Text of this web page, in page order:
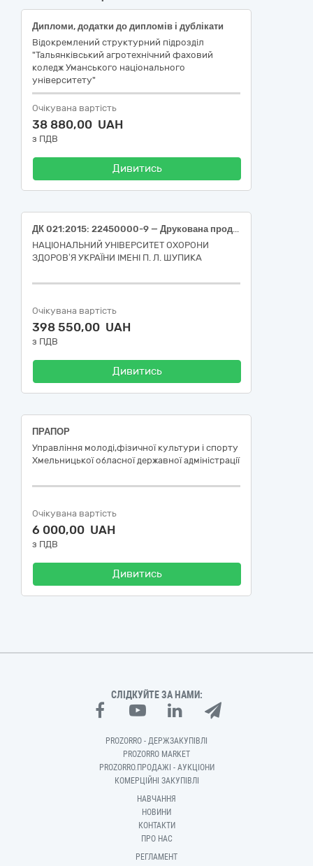
Дипломи, додатки до дипломів і дублікати
Відокремлений структурний підрозділ
"Тальянківський агротехнічний фаховий
коледж Уманського національного
університету"
Очікувана вартість
38 880,00 UAH
з ПДВ
Дивитись
ДК 021:2015: 22450000-9 — Друкована продукція з елементами захисту Диплом магістра, додаток до диплома магістра європейського зразка, документи для освіти диплом доктора філософії, додаток до диплому доктора філософії Сертифікат про присвоєння / підтвердження професійної кваліфікації/ рівня професійної кваліфікації у сфері охорони здоров’я (інтернатура), без номерів, Сертифікат про присвоєння / підтвердження професійної кваліфікації/ рівня професійної кваліфікації у сфері охорони здоров’я (спеціалізація) із друкованим номером та серією, картка студентського квитка з вмонтованим безконтактним чип-модулем та транспортним додатком
НАЦІОНАЛЬНИЙ УНІВЕРСИТЕТ ОХОРОНИ
ЗДОРОВ’Я УКРАЇНИ ІМЕНІ П. Л. ШУПИКА
Очікувана вартість
398 550,00 UAH
з ПДВ
Дивитись
ПРАПОР
Управління молоді,фізичної культури і спорту
Хмельницької обласної державної адміністрації
Очікувана вартість
6 000,00 UAH
з ПДВ
Дивитись
СЛІДКУЙТЕ ЗА НАМИ:
PROZORRO - ДЕРЖЗАКУПІВЛІ
PROZORRO MARKET
PROZORRO.ПРОДАЖІ - АУКЦІОНИ
КОМЕРЦІЙНІ ЗАКУПІВЛІ
НАВЧАННЯ
НОВИНИ
КОНТАКТИ
ПРО НАС
РЕГЛАМЕНТ